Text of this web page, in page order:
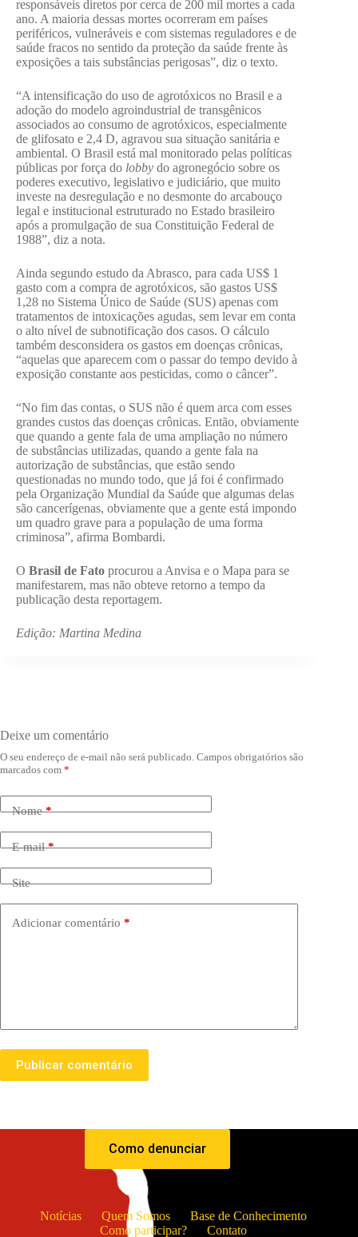
responsáveis diretos por cerca de 200 mil mortes a cada
ano. A maioria dessas mortes ocorreram em países
periféricos, vulneráveis e com sistemas reguladores e de
saúde fracos no sentido da proteção da saúde frente às
exposições a tais substâncias perigosas”, diz o texto.
“A intensificação do uso de agrotóxicos no Brasil e a
adoção do modelo agroindustrial de transgênicos
associados ao consumo de agrotóxicos, especialmente
de glifosato e 2,4 D, agravou sua situação sanitária e
ambiental. O Brasil está mal monitorado pelas políticas
públicas por força do lobby do agronegócio sobre os
poderes executivo, legislativo e judiciário, que muito
investe na desregulação e no desmonte do arcabouço
legal e institucional estruturado no Estado brasileiro
após a promulgação de sua Constituição Federal de
1988”, diz a nota.
Ainda segundo estudo da Abrasco, para cada US$ 1
gasto com a compra de agrotóxicos, são gastos US$
1,28 no Sistema Único de Saúde (SUS) apenas com
tratamentos de intoxicações agudas, sem levar em conta
o alto nível de subnotificação dos casos. O cálculo
também desconsidera os gastos em doenças crônicas,
“aquelas que aparecem com o passar do tempo devido à
exposição constante aos pesticidas, como o câncer”.
“No fim das contas, o SUS não é quem arca com esses
grandes custos das doenças crônicas. Então, obviamente
que quando a gente fala de uma ampliação no número
de substâncias utilizadas, quando a gente fala na
autorização de substâncias, que estão sendo
questionadas no mundo todo, que já foi é confirmado
pela Organização Mundial da Saúde que algumas delas
são cancerígenas, obviamente que a gente está impondo
um quadro grave para a população de uma forma
criminosa”, afirma Bombardi.
O Brasil de Fato procurou a Anvisa e o Mapa para se
manifestarem, mas não obteve retorno a tempo da
publicação desta reportagem.
Edição: Martina Medina
Deixe um comentário
O seu endereço de e-mail não será publicado. Campos obrigatórios são
marcados com *
Nome*
E-mail*
Site
Adicionar comentário *
Publicar comentário
Como denunciar
Notícias Quem Somos
Base de Conhecimento
Como participar?
Contato